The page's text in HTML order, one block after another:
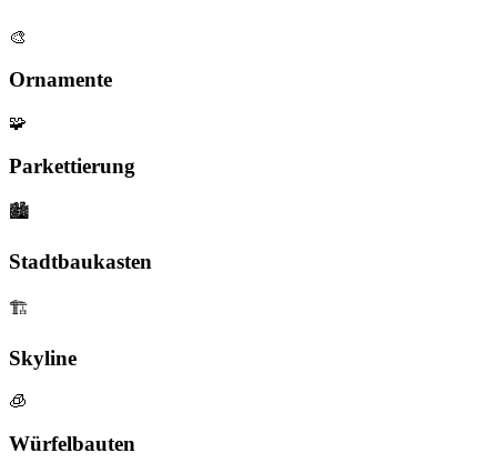
🎨
Ornamente
🧩
Parkettierung
🏙️
Stadtbaukasten
🏗️
Skyline
🧊
Würfelbauten